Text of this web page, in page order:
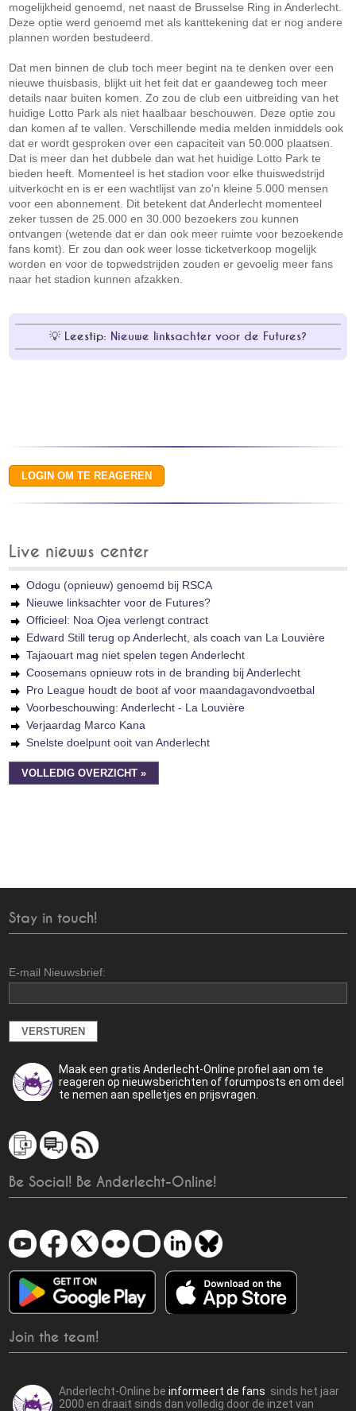
mogelijkheid genoemd, net naast de Brusselse Ring in Anderlecht.
Deze optie werd genoemd met als kanttekening dat er nog andere
plannen worden bestudeerd.
Dat men binnen de club toch meer begint na te denken over een
nieuwe thuisbasis, blijkt uit het feit dat er gaandeweg toch meer
details naar buiten komen. Zo zou de club een uitbreiding van het
huidige Lotto Park als niet haalbaar beschouwen. Deze optie zou
dan komen af te vallen. Verschillende media melden inmiddels ook
dat er wordt gesproken over een capaciteit van 50.000 plaatsen.
Dat is meer dan het dubbele dan wat het huidige Lotto Park te
bieden heeft. Momenteel is het stadion voor elke thuiswedstrijd
uitverkocht en is er een wachtlijst van zo'n kleine 5.000 mensen
voor een abonnement. Dit betekent dat Anderlecht momenteel
zeker tussen de 25.000 en 30.000 bezoekers zou kunnen
ontvangen (wetende dat er dan ook meer ruimte voor bezoekende
fans komt). Er zou dan ook weer losse ticketverkoop mogelijk
worden en voor de topwedstrijden zouden er gevoelig meer fans
naar het stadion kunnen afzakken.
Leestip: Nieuwe linksachter voor de Futures?
Live nieuws center
Odogu (opnieuw) genoemd bij RSCA
Nieuwe linksachter voor de Futures?
Officieel: Noa Ojea verlengt contract
Edward Still terug op Anderlecht, als coach van La Louvière
Tajaouart mag niet spelen tegen Anderlecht
Coosemans opnieuw rots in de branding bij Anderlecht
Pro League houdt de boot af voor maandagavondvoetbal
Voorbeschouwing: Anderlecht - La Louvière
Verjaardag Marco Kana
Snelste doelpunt ooit van Anderlecht
VOLLEDIG OVERZICHT »
Stay in touch!
E-mail Nieuwsbrief:
Maak een gratis Anderlecht-Online profiel aan om te
reageren op nieuwsberichten of forumposts en om deel
te nemen aan spelletjes en prijsvragen.
Be Social! Be Anderlecht-Online!
Join the team!
Anderlecht-Online.beinformeert de fans sinds het jaar
2000 en draait sinds dan volledig door de inzet van